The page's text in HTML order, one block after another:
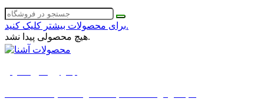
برای محصولات بیشتر کلیک کنید.
هیچ محصولی پیدا نشد.